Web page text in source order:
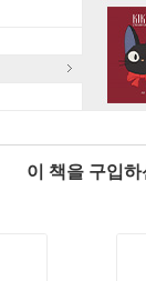
이 책을 구입하